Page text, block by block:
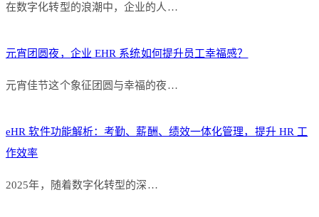
在数字化转型的浪潮中，企业的人…
元宵团圆夜，企业 EHR 系统如何提升员工幸福感？
元宵佳节这个象征团圆与幸福的夜…
eHR 软件功能解析：考勤、薪酬、绩效一体化管理，提升 HR 工
作效率
2025年，随着数字化转型的深…